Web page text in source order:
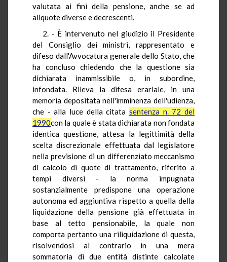
valutata ai fini della pensione, anche se ad
aliquote diverse e decrescenti.
2. - È intervenuto nel giudizio il Presidente
del Consiglio dei ministri, rappresentato e
difeso dall'Avvocatura generale dello Stato, che
ha concluso chiedendo che la questione sia
dichiarata inammissibile o, in subordine,
infondata. Rileva la difesa erariale, in una
memoria depositata nell'imminenza dell'udienza,
che - alla luce della citata sentenza n. 72 del
1990con la quale è stata dichiarata non fondata
identica questione, attesa la legittimità della
scelta discrezionale effettuata dal legislatore
nella previsione di un differenziato meccanismo
di calcolo di quote di trattamento, riferito a
tempi diversi - la norma impugnata
sostanzialmente predispone una operazione
autonoma ed aggiuntiva rispetto a quella della
liquidazione della pensione già effettuata in
base al tetto pensionabile, la quale non
comporta pertanto una riliquidazione di questa,
risolvendosi al contrario in una mera
sommatoria di due entità distinte calcolate